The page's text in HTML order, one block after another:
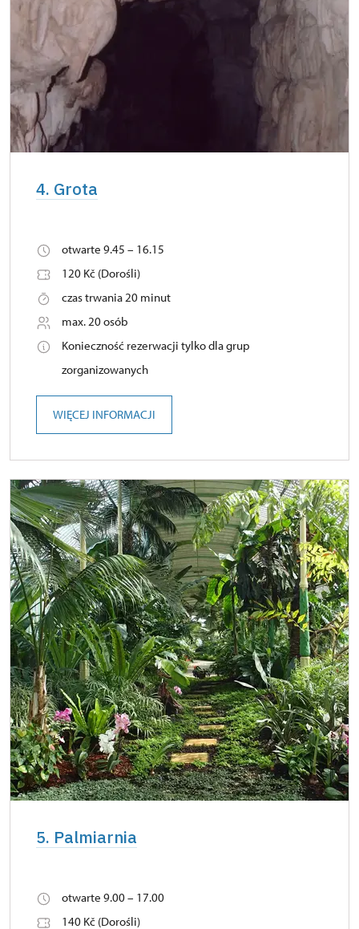
4. Grota
otwarte 9.45 – 16.15
120 Kč (Dorośli)
czas trwania 20 minut
max. 20 osób
Konieczność rezerwacji tylko dla grup
zorganizowanych
WIĘCEJ INFORMACJI
5. Palmiarnia
otwarte 9.00 – 17.00
140 Kč (Dorośli)